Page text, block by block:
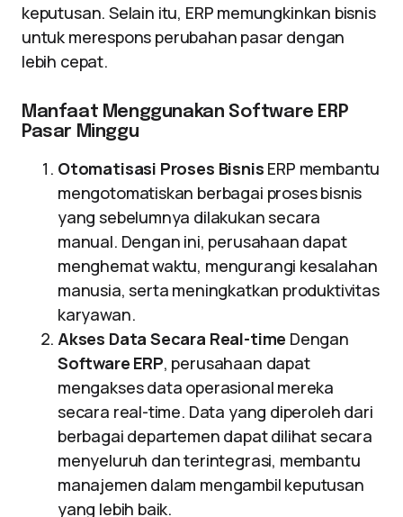
keputusan. Selain itu, ERP memungkinkan bisnis
untuk merespons perubahan pasar dengan
lebih cepat.
Manfaat Menggunakan Software ERP
Pasar Minggu
Otomatisasi Proses Bisnis ERP membantu
mengotomatiskan berbagai proses bisnis
yang sebelumnya dilakukan secara
manual. Dengan ini, perusahaan dapat
menghemat waktu, mengurangi kesalahan
manusia, serta meningkatkan produktivitas
karyawan.
Akses Data Secara Real-time Dengan
Software ERP, perusahaan dapat
mengakses data operasional mereka
secara real-time. Data yang diperoleh dari
berbagai departemen dapat dilihat secara
menyeluruh dan terintegrasi, membantu
manajemen dalam mengambil keputusan
yang lebih baik.